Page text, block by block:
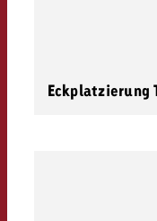
Eckplatzierung